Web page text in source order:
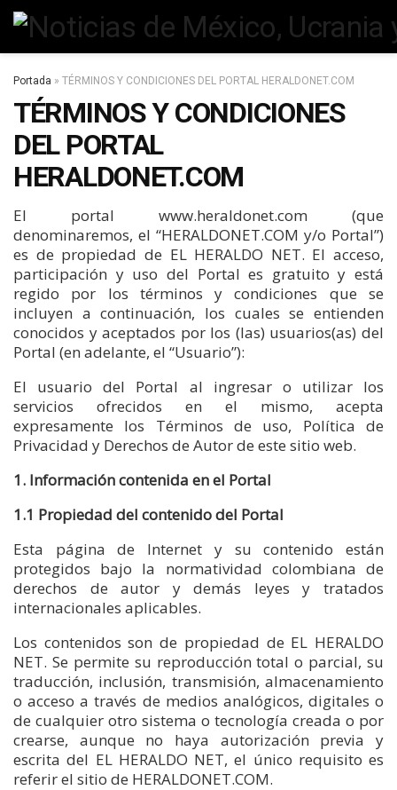
Portada » TÉRMINOS Y CONDICIONES DEL PORTAL HERALDONET.COM
TÉRMINOS Y CONDICIONES
DEL PORTAL
HERALDONET.COM
El portal www.heraldonet.com (que
denominaremos, el “HERALDONET.COM y/o Portal”)
es de propiedad de EL HERALDO NET. El acceso,
participación y uso del Portal es gratuito y está
regido por los términos y condiciones que se
incluyen a continuación, los cuales se entienden
conocidos y aceptados por los (las) usuarios(as) del
Portal (en adelante, el “Usuario”):
El usuario del Portal al ingresar o utilizar los
servicios ofrecidos en el mismo, acepta
expresamente los Términos de uso, Política de
Privacidad y Derechos de Autor de este sitio web.
1. Información contenida en el Portal
1.1 Propiedad del contenido del Portal
Esta página de Internet y su contenido están
protegidos bajo la normatividad colombiana de
derechos de autor y demás leyes y tratados
internacionales aplicables.
Los contenidos son de propiedad de EL HERALDO
NET. Se permite su reproducción total o parcial, su
traducción, inclusión, transmisión, almacenamiento
o acceso a través de medios analógicos, digitales o
de cualquier otro sistema o tecnología creada o por
crearse, aunque no haya autorización previa y
escrita del EL HERALDO NET, el único requisito es
referir el sitio de HERALDONET.COM.